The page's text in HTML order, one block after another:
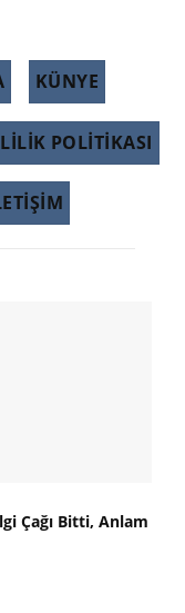
KÜNYE
POLITIKASI
Çağı Bitti, Anlam